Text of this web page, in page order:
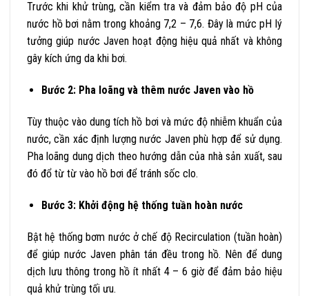
Trước khi khử trùng, cần kiểm tra và đảm bảo độ pH của
nước hồ bơi nằm trong khoảng 7,2 – 7,6. Đây là mức pH lý
tưởng giúp nước Javen hoạt động hiệu quả nhất và không
gây kích ứng da khi bơi.
Bước 2: Pha loãng và thêm nước Javen vào hồ
Tùy thuộc vào dung tích hồ bơi và mức độ nhiễm khuẩn của
nước, cần xác định lượng nước Javen phù hợp để sử dụng.
Pha loãng dung dịch theo hướng dẫn của nhà sản xuất, sau
đó đổ từ từ vào hồ bơi để tránh sốc clo.
Bước 3: Khởi động hệ thống tuần hoàn nước
Bật hệ thống bơm nước ở chế độ Recirculation (tuần hoàn)
để giúp nước Javen phân tán đều trong hồ. Nên để dung
dịch lưu thông trong hồ ít nhất 4 – 6 giờ để đảm bảo hiệu
quả khử trùng tối ưu.